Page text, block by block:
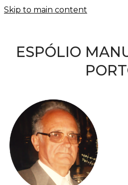
Skip to main content
ESPÓLIO